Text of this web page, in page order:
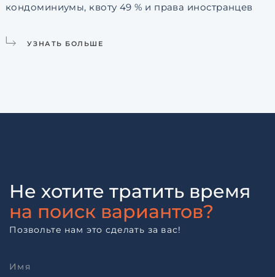
кондоминиумы, квоту 49 % и права иностранцев
УЗНАТЬ БОЛЬШЕ
Не хотите тратить время
на поиск вариантов?
Позвольте нам это сделать за вас!